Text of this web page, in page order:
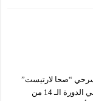
“صحا لارتيست”
المعروض، يوم الأحد 14 مارس 2021، خارج المنافسة في الدورة الـ 14 من